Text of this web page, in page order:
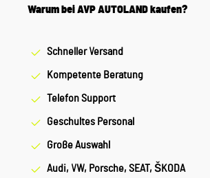
Warum bei AVP AUTOLAND kaufen?
Schneller Versand
Kompetente Beratung
Telefon Support
Geschultes Personal
Große Auswahl
Audi, VW, Porsche, SEAT, ŠKODA